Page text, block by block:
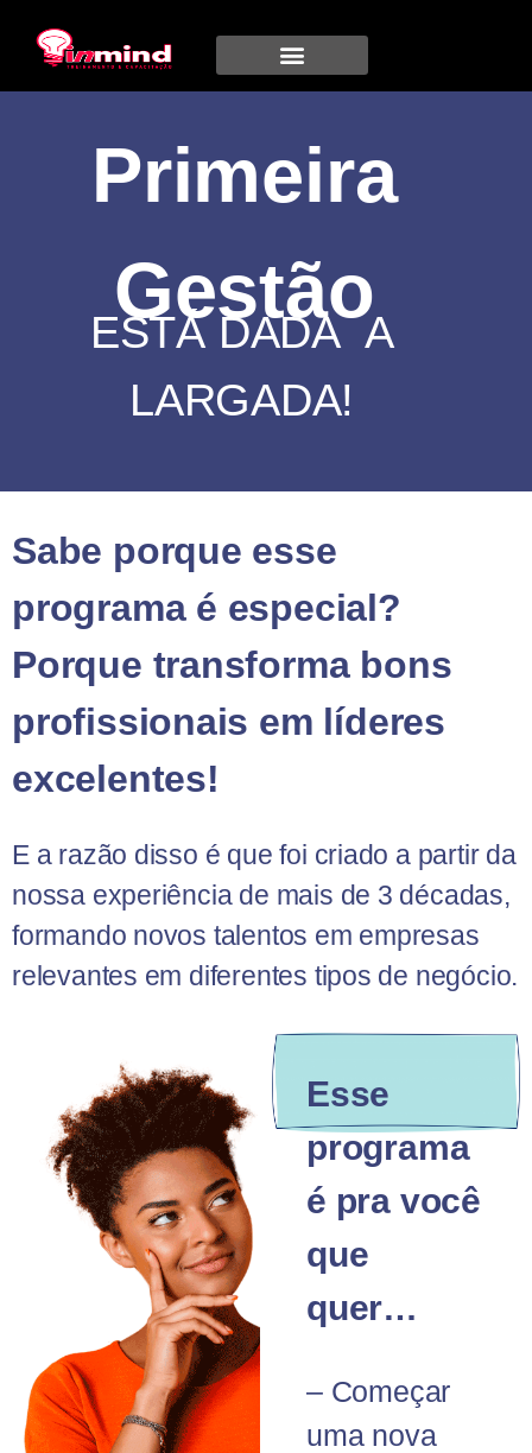
Primeira
Gestão
ESTÁ DADA A
LARGADA!
Sabe porque esse
programa é especial?
Porque transforma bons
profissionais em líderes
excelentes!
E a razão disso é que foi criado a partir da
nossa experiência de mais de 3 décadas,
formando novos talentos em empresas
relevantes em diferentes tipos de negócio.
Esse
programa
é pra você
que
quer…
– Começar
uma nova